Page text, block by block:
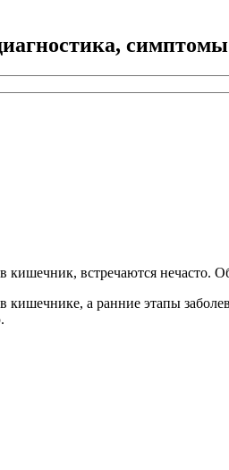
кишечник, встречаются
кишечнике, а ранние этапы